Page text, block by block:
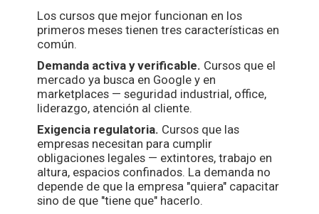
Los cursos que mejor funcionan en los
primeros meses tienen tres características en
común.
Demanda activa y verificable. Cursos que el
mercado ya busca en Google y en
marketplaces — seguridad industrial, office,
liderazgo, atención al cliente.
Exigencia regulatoria. Cursos que las
empresas necesitan para cumplir
obligaciones legales — extintores, trabajo en
altura, espacios confinados. La demanda no
depende de que la empresa "quiera" capacitar
sino de que "tiene que" hacerlo.